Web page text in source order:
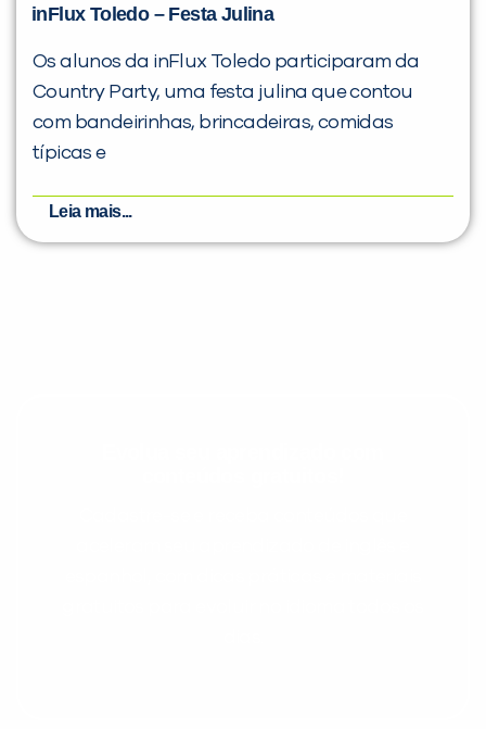
inFlux Toledo – Festa Julina
Os alunos da inFlux Toledo participaram da
Country Party, uma festa julina que contou
com bandeirinhas, brincadeiras, comidas
típicas e
Leia mais...